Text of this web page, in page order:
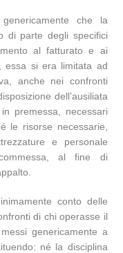
che la
di parte degli specifici
al fatturato e ai
essa si era limitata ad
anche nei confronti
dell’ausiliata
premessa, necessari
le risorse necessarie,
e personale
al fine di
conto delle
di chi operasse il
genericamente a
né la disciplina